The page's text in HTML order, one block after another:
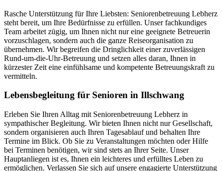
Rasche Unterstützung für Ihre Liebsten: Seniorenbetreuung Lebherz
steht bereit, um Ihre Bedürfnisse zu erfüllen. Unser fachkundiges
Team arbeitet zügig, um Ihnen nicht nur eine geeignete Betreuerin
vorzuschlagen, sondern auch die ganze Reiseorganisation zu
übernehmen. Wir begreifen die Dringlichkeit einer zuverlässigen
Rund-um-die-Uhr-Betreuung und setzen alles daran, Ihnen in
kürzester Zeit eine einfühlsame und kompetente Betreuungskraft zu
vermitteln.
Lebensbegleitung für Senioren in Illschwang
Erleben Sie Ihren Alltag mit Seniorenbetreuung Lebherz in
sympathischer Begleitung. Wir bieten Ihnen nicht nur Gesellschaft,
sondern organisieren auch Ihren Tagesablauf und behalten Ihre
Termine im Blick. Ob Sie zu Veranstaltungen möchten oder Hilfe
bei Terminen benötigen, wir sind stets an Ihrer Seite. Unser
Hauptanliegen ist es, Ihnen ein leichteres und erfülltes Leben zu
ermöglichen. Verlassen Sie sich auf unsere engagierte Unterstützung